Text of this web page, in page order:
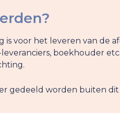
voor het leveren van de
boekhouder
gedeeld worden buiten